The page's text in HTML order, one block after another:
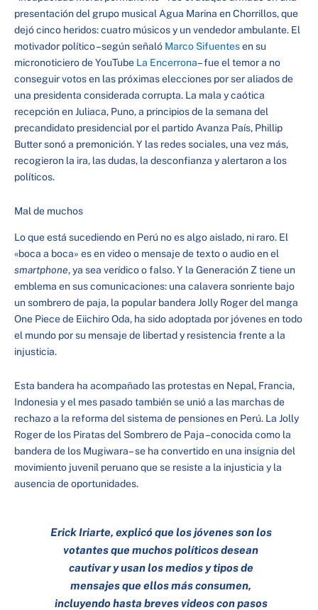
presentación del grupo musical Agua Marina en Chorrillos, que
dejó cinco heridos: cuatro músicos y un vendedor ambulante. El
motivador político –según señaló Marco Sifuentesen su
micronoticiero de YouTube La Encerrona– fue el temor a no
conseguir votos en las próximas elecciones por ser aliados de
una presidenta considerada corrupta. La mala y caótica
recepción en Juliaca, Puno, a principios de la semana del
precandidato presidencial por el partido Avanza País, Phillip
Butter sonó a premonición. Y las redes sociales, una vez más,
recogieron la ira, las dudas, la desconfianza y alertaron a los
políticos.
Mal de muchos
Lo que está sucediendo en Perú no es algo aislado, ni raro. El
«boca a boca» es en video o mensaje de texto o audio en el
smartphone, ya sea verídico o falso. Y la Generación Z tiene un
emblema en sus comunicaciones: una calavera sonriente bajo
un sombrero de paja, la popular bandera Jolly Roger del manga
One Piece de Eiichiro Oda, ha sido adoptada por jóvenes en todo
el mundo por su mensaje de libertad y resistencia frente a la
injusticia.
Esta bandera ha acompañado las protestas en Nepal, Francia,
Indonesia y el mes pasado también se unió a las marchas de
rechazo a la reforma del sistema de pensiones en Perú. La Jolly
Roger de los Piratas del Sombrero de Paja –conocida como la
bandera de los Mugiwara– se ha convertido en una insignia del
movimiento juvenil peruano que se resiste a la injusticia y la
ausencia de oportunidades.
Erick Iriarte, explicó que los jóvenes son los
votantes que muchos políticos desean
cautivar y usan los medios y tipos de
mensajes que ellos más consumen,
incluyendo hasta breves videos con pasos